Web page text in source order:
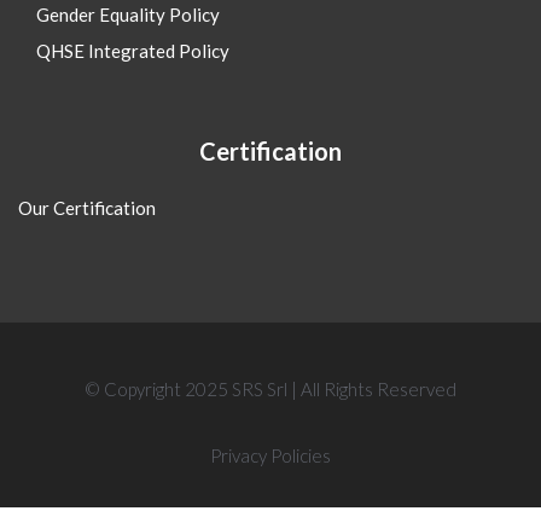
Gender Equality Policy
QHSE Integrated Policy
Certification
Our Certification
© Copyright 2025 SRS Srl | All Rights Reserved
Privacy Policies